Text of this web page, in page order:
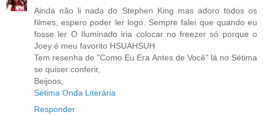
Ainda não li nada do Stephen King mas adoro todos os
filmes, espero poder ler logo. Sempre falei que quando eu
fosse ler O Iluminado iria colocar no freezer só porque o
Joey é meu favorito HSUAHSUH
Tem resenha de "Como Eu Era Antes de Você" lá no Sétima
se quiser conferir,
Beijoos,
Sétima Onda Literária
Responder